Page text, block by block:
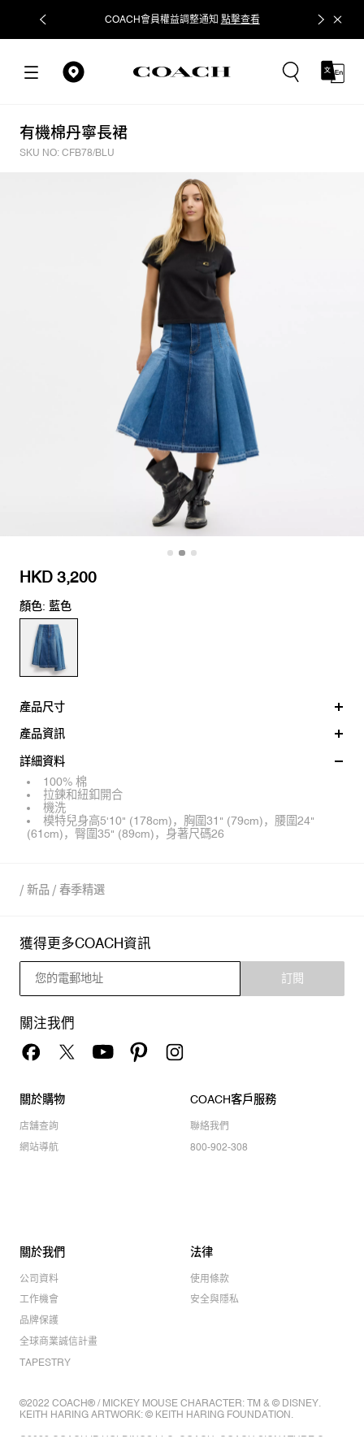
COACH會員權益調整通知 點擊查看 立即追蹤
有機棉丹寧長裙
SKU NO: CFB78/BLU
HKD 3,200
顏色: 藍色
產品尺寸
產品資訊
詳細資料
100% 棉
拉鍊和紐釦開合
機洗
模特兒身高5'10" (178cm)，胸圍31" (79cm)，腰圍24"
(61cm)，臀圍35" (89cm)，身著尺碼26
/ 新品 / 春季精選
獲得更多COACH資訊
訂閱
關注我們
關於購物
店舖查詢
網站導航
COACH客戶服務
聯絡我們
800-902-308
關於我們
公司資料
工作機會
品牌保護
全球商業誠信計畫
TAPESTRY
法律
使用條款
安全與隱私
©2022 COACH® / MICKEY MOUSE CHARACTER: TM & © DISNEY.
KEITH HARING ARTWORK: © KEITH HARING FOUNDATION.
©2022 COACH IP HOLDINGS LLC. COACH, COACH SIGNATURE C